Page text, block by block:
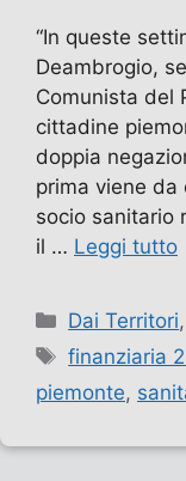
“In queste
Deambrogio,
Comunista del
cittadine
doppia
prima viene da
socio sanitario
il … Leggi tutto
Categorie
Dai Territori,
Tag
finanziaria
piemonte,